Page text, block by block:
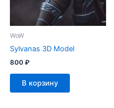
WoW
Sylvanas 3D Model
800₽
В корзину